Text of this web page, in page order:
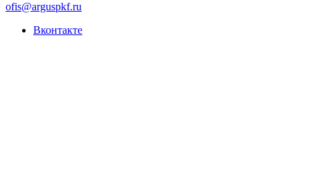
ofis@arguspkf.ru
Вконтакте